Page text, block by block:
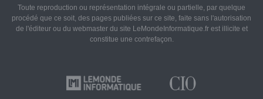
Toute reproduction ou représentation intégrale ou partielle, par quelque
procédé que ce soit, des pages publiées sur ce site, faite sans l'autorisation
de l'éditeur ou du webmaster du site LeMondeInformatique.fr est illicite et
constitue une contrefaçon.